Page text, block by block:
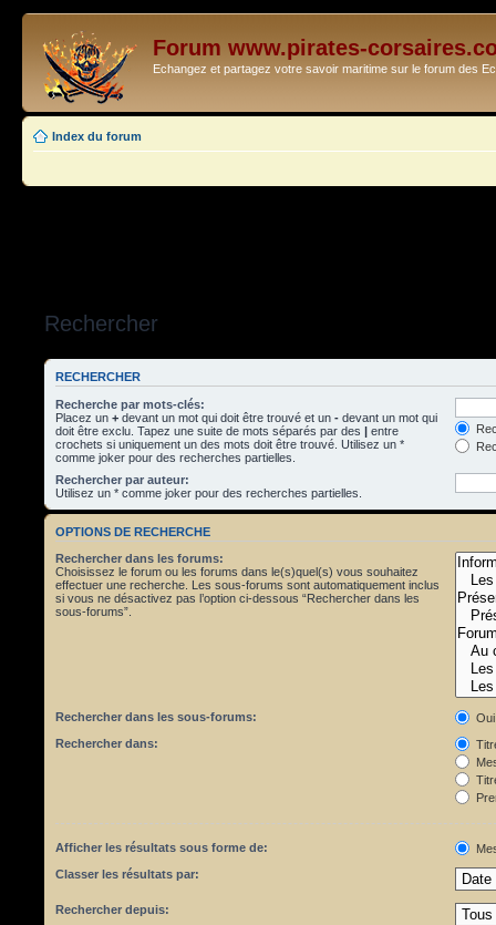
Forum www.pirates-
Echangez et partagez votre savoir maritime sur le forum des
Index du forum
Rechercher
RECHERCHER
Recherche par mots-clés:
Placez un + devant un mot qui doit être trouvé et un - devant un mot qui
doit être exclu. Tapez une suite de mots séparés par des | entre
crochets si uniquement un des mots doit être trouvé. Utilisez un *
comme joker pour des recherches partielles.
Rechercher par auteur:
Utilisez un * comme joker pour des recherches partielles.
OPTIONS DE RECHERCHE
Rechercher dans les forums:
Choisissez le forum ou les forums dans le(s)quel(s) vous souhaitez
effectuer une recherche. Les sous-forums sont automatiquement inclus
si vous ne désactivez pas l’option ci-dessous “Rechercher dans les
sous-forums”.
Rechercher dans les sous-forums:
Oui
Rechercher dans:
Afficher les résultats sous forme de:
Classer les résultats par:
Rechercher depuis: